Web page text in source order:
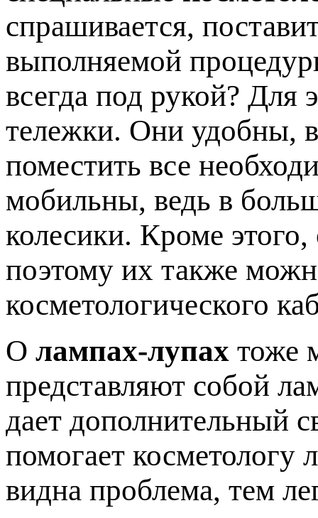
спрашивается,
выполняемой
всегда под рукой? Для
тележки. Они удобны,
поместить все
мобильны, ведь в
колесики. Кроме
поэтому их также
косметологического
О лампах-лупах тоже
представляют собой
дает дополнительный
помогает косметологу
видна проблема, тем